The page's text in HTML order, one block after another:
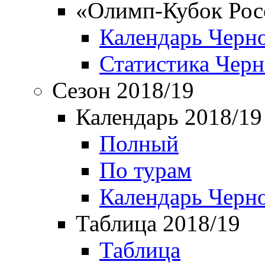
«Олимп-Кубок
Календарь
Статистика
Сезон 2018/19
Календарь 2018/19
Полный
По турам
Календарь
Таблица 2018/19
Таблица